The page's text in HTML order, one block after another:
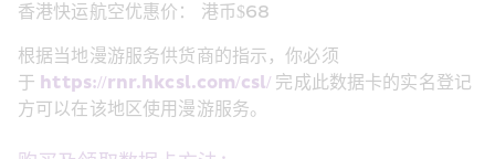
香港快运航空优惠价： 港币$68
根据当地漫游服务供货商的指示，你必须
于 https://rnr.hkcsl.com/csl/ 完成此数据卡的实名登记
方可以在该地区使用漫游服务。